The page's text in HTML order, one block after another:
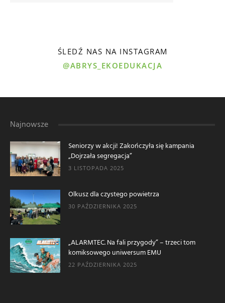
ŚLEDŹ NAS NA INSTAGRAM
@ABRYS_EKOEDUKACJA
Najnowsze
Seniorzy w akcji! Zakończyła się kampania
„Dojrzała segregacja”
3 LISTOPADA 2025
Olkusz dla czystego powietrza
30 PAŹDZIERNIKA 2025
„ALARMTEC. Na fali przygody” – trzeci tom
komiksowego uniwersum EMU
22 PAŹDZIERNIKA 2025